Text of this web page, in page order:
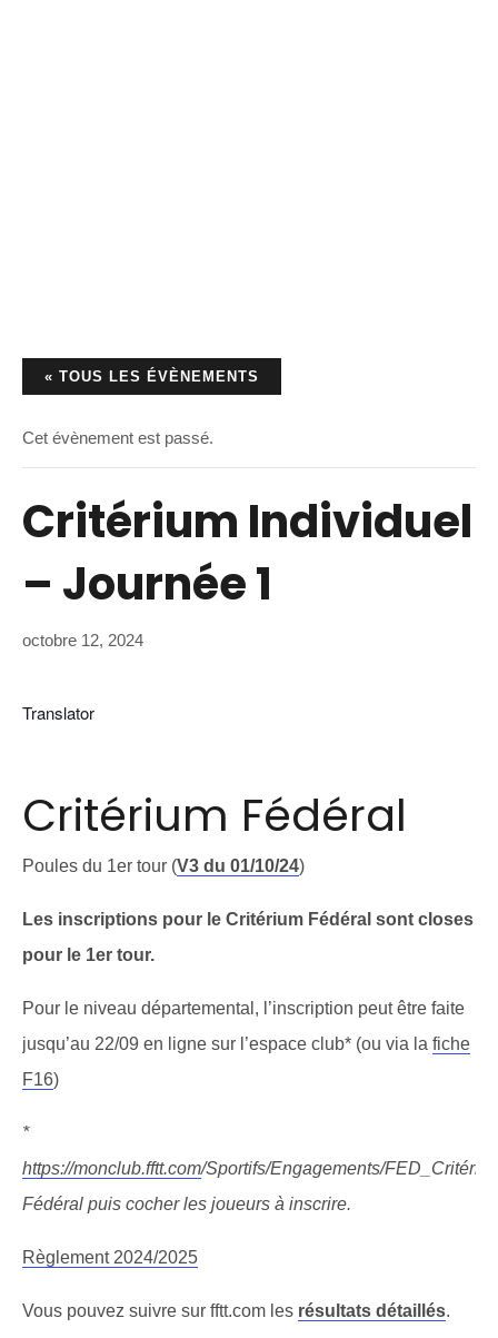
« TOUS LES ÉVÈNEMENTS
Cet évènement est passé.
Critérium Individuel
– Journée 1
octobre 12, 2024
Translator
Critérium Fédéral
Poules du 1er tour (V3 du 01/10/24)
Les inscriptions pour le Critérium Fédéral sont closes
pour le 1er tour.
Pour le niveau départemental, l’inscription peut être faite
jusqu’au 22/09 en ligne sur l’espace club* (ou via la fiche
F16)
*
https://monclub.fftt.com/Sportifs/Engagements/
Fédéral puis cocher les joueurs à inscrire.
Règlement 2024/2025
Vous pouvez suivre sur fftt.com les résultats détaillés.